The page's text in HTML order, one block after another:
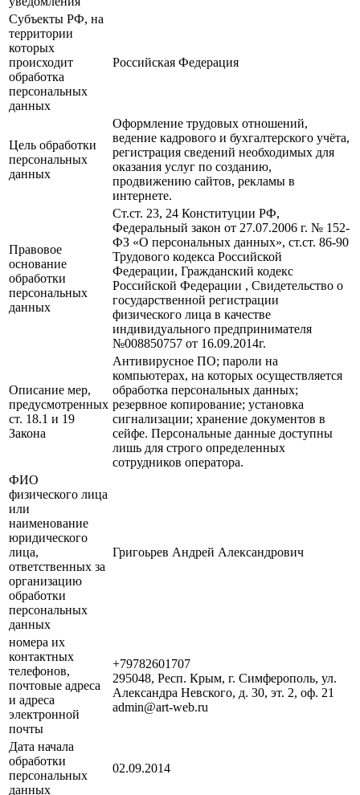
Субъекты РФ, на
территории
которых
происходит
обработка
персональных
данных
Российская Федерация
Цель обработки
персональных
данных
Оформление трудовых отношений,
ведение кадрового и бухгалтерского учёта,
регистрация сведений необходимых для
оказания услуг по созданию,
продвижению сайтов, рекламы в
интернете.
Правовое
основание
обработки
персональных
данных
Ст.ст. 23, 24 Конституции РФ,
Федеральный закон от 27.07.2006 г. № 152-
ФЗ «О персональных данных», ст.ст. 86-90
Трудового кодекса Российской
Федерации, Гражданский кодекс
Российской Федерации , Свидетельство о
государственной регистрации
физического лица в качестве
индивидуального предпринимателя
№008850757 от 16.09.2014г.
Описание мер,
предусмотренных
ст. 18.1 и 19
Закона
Антивирусное ПО; пароли на
компьютерах, на которых осуществляется
обработка персональных данных;
резервное копирование; установка
сигнализации; хранение документов в
сейфе. Персональные данные доступны
лишь для строго определенных
сотрудников оператора.
ФИО
физического лица
или
наименование
юридического
лица,
ответственных за
организацию
обработки
персональных
данных
Григоьрев Андрей Александрович
номера их
контактных
телефонов,
почтовые адреса
и адреса
электронной
почты
+79782601707
295048, Респ. Крым, г. Симферополь, ул.
Александра Невского, д. 30, эт. 2, оф. 21
admin@art-web.ru
Дата начала
обработки
персональных
данных
02.09.2014